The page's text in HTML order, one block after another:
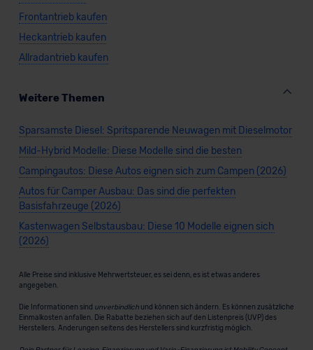
Frontantrieb kaufen
Heckantrieb kaufen
Allradantrieb kaufen
Weitere Themen
Sparsamste Diesel: Spritsparende Neuwagen mit Dieselmotor
Mild-Hybrid Modelle: Diese Modelle sind die besten
Campingautos: Diese Autos eignen sich zum Campen (2026)
Autos für Camper Ausbau: Das sind die perfekten
Basisfahrzeuge (2026)
Kastenwagen Selbstausbau: Diese 10 Modelle eignen sich
(2026)
Alle Preise sind inklusive Mehrwertsteuer, es sei denn, es ist etwas anderes
angegeben.
Die Informationen sind unverbindlichund können sich ändern. Es können zusätzliche
Einmalkosten anfallen. Die Rabatte beziehen sich auf den Listenpreis (UVP) des
Herstellers. Änderungen seitens des Herstellers sind kurzfristig möglich.